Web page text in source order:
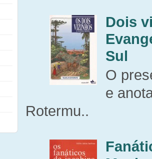
Dois
Sul
O
e
Rotermu..